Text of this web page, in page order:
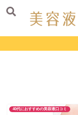
40代におすすめの美容液口コミ